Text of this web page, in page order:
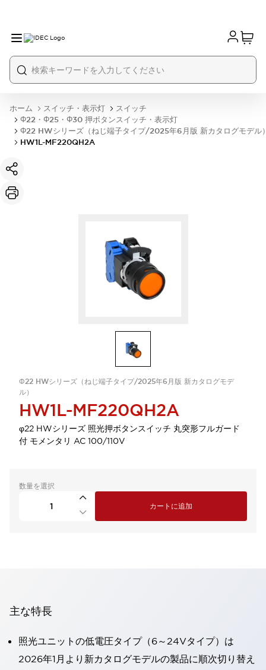
ホーム スイッチ・表示灯
スイッチ
Φ22・Φ25・Φ30 押ボタンスイッチ・表示灯
Φ22 HWシリーズ（ねじ端子タイプ/2025年6月版 新カタログモデル
HW1L-MF220QH2A
Φ22 HWシリーズ（ねじ端子タイプ/2025年6月版 新カタログモデ
ル）
HW1L-MF220QH2A
φ22 HWシリーズ 照光押ボタンスイッチ 丸突形フルガード
付 モメンタリ AC 100/110V
数量を選択
カートに追加
主な特長
照光ユニットの低電圧タイプ（6～24Vタイプ）は
2026年1月より新カタログモデルの製品に順次切り替え